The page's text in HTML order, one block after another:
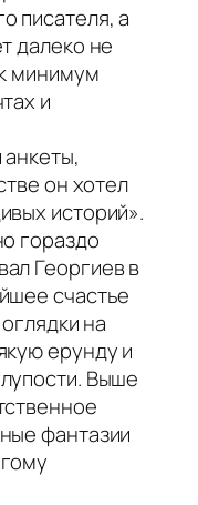
писателя, а
далеко не
минимум
и
он хотел
историй».
гораздо
Георгиев в
счастье
на
ерунду и
Выше
фантазии